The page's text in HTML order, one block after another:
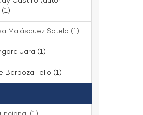
Malásquez Sotelo (1)
Jara (1)
Barboza Tello (1)